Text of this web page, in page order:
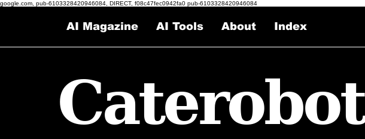
google.com, pub-6103328420946084, DIRECT, f08c47fec0942fa0 pub-6103328420946084
AI Magazine AI Tools About Index
Caterobot